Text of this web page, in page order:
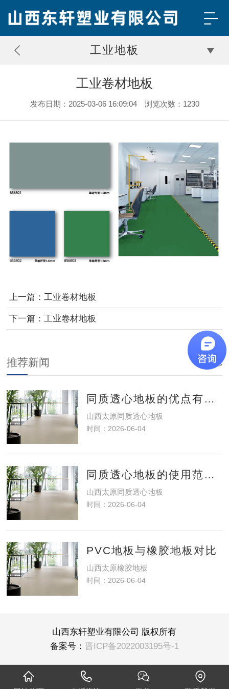
工业地板
工业卷材地板
发布日期：2025-03-06 16:09:04 浏览次数：1230
上一篇： 工业卷材地板
下一篇： 工业卷材地板
更多>>
推荐新闻
同质透心地板的优点有哪些？
山西太原同质透心地板
时间：2026-06-04
同质透心地板的使用范围？
山西太原同质透心地板
时间：2026-06-04
PVC地板与橡胶地板对比
山西太原橡胶地板
时间：2026-06-04
山西东轩塑业有限公司 版权所有
备案号： 晋ICP备2022003195号-1